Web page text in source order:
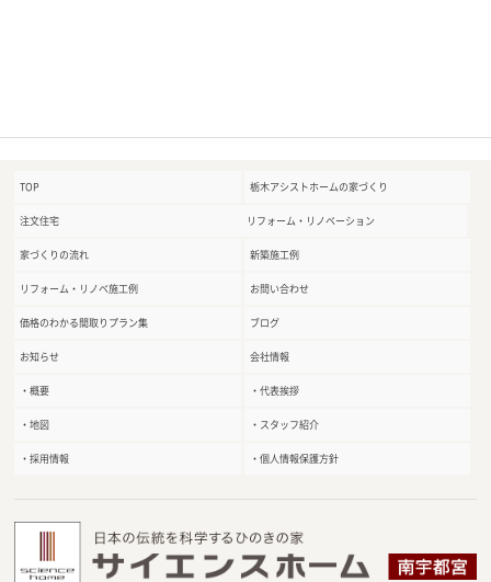
TOP 栃木アシストホームの家づくり
注文住宅 リフォーム・リノベーション
家づくりの流れ 新築施工例
リフォーム・リノベ施工例 お問い合わせ
価格のわかる間取りプラン集 ブログ
お知らせ 会社情報
・概要 ・代表挨拶
・地図 ・スタッフ紹介
・採用情報 ・個人情報保護方針